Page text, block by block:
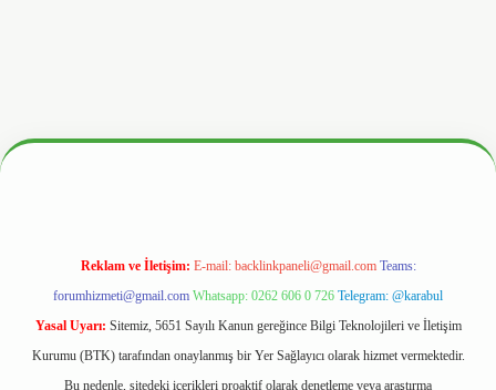
Reklam ve İletişim: E-mail: backlinkpaneli@gmail.com Teams:
forumhizmeti@gmail.com Whatsapp: 0262 606 0 726 Telegram: @karabul
Yasal Uyarı: Sitemiz, 5651 Sayılı Kanun gereğince Bilgi Teknolojileri ve İletişim
Kurumu (BTK) tarafından onaylanmış bir Yer Sağlayıcı olarak hizmet vermektedir.
Bu nedenle, sitedeki içerikleri proaktif olarak denetleme veya araştırma